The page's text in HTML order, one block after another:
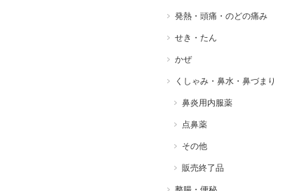
発熱・頭痛・のどの痛み
せき・たん
かぜ
くしゃみ・鼻水・鼻づまり
鼻炎用内服薬
点鼻薬
その他
販売終了品